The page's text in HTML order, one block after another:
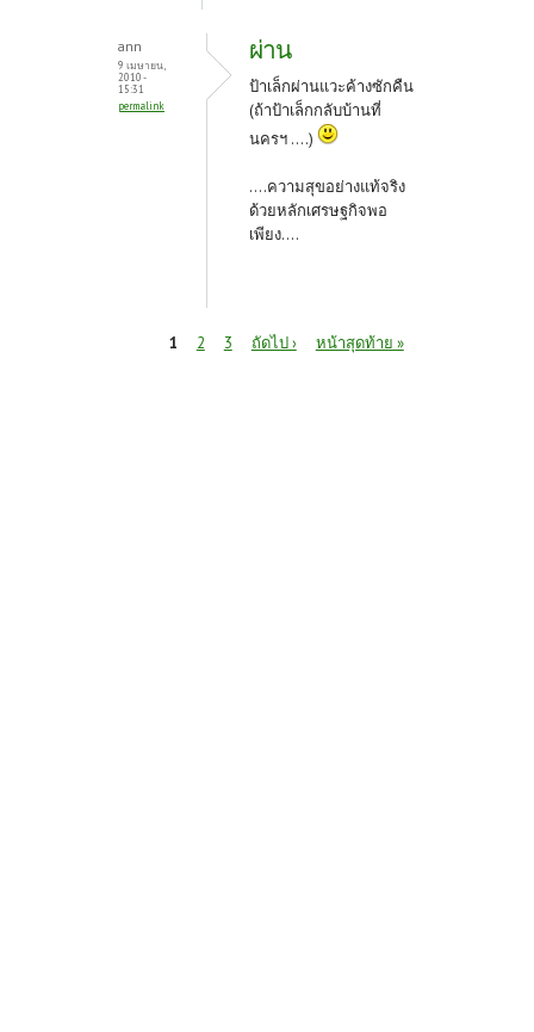
ann
9 เมษายน,
2010 -
15:31
permalink
ผ่าน
ป้าเล็กผ่านแวะค้างซักคืน
(ถ้าป้าเล็กกลับบ้านที่
นครฯ ....)
....ความสุขอย่างแท้จริง
ด้วยหลักเศรษฐกิจพอ
เพียง....
1 2 3 ถัดไป › หน้าสุดท้าย »